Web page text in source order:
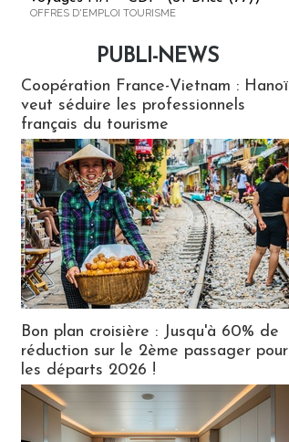
OFFRES D'EMPLOI TOURISME
PUBLI-NEWS
Coopération France-Vietnam : Hanoï
veut séduire les professionnels
français du tourisme
Bon plan croisière : Jusqu'à 60% de
réduction sur le 2ème passager pour
les départs 2026 !